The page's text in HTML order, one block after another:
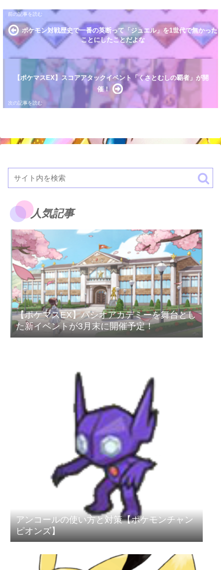
ポケモン対戦歴史で一番の英断って「ジュエル」を1世代で無かった
ことにしたことだよな
【ポケマスEX】スコアアタックイベント「くさとむしの覇者」が開
催！
人気記事
【ポケマスEX】パシオアカデミーを舞台とし
た新イベントが3月末に開催予定！
アンコールの使い方と対策【ポケモンチャン
ピオンズ】